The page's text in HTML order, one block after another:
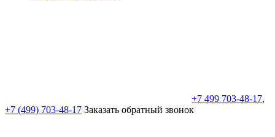
+7 499 703-48-17,
+7 (499) 703-48-17 Заказать обратный звонок